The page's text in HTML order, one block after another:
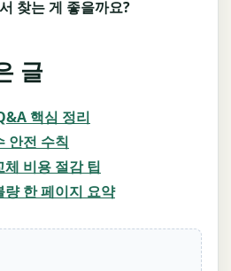
찾는 게 좋을까요?
글
핵심 정리
안전 수칙
비용 절감 팁
한 페이지 요약